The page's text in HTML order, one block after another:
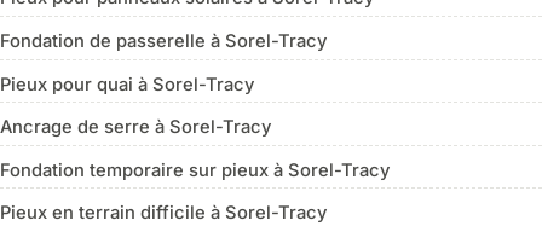
Fondation de passerelle à Sorel-Tracy
Pieux pour quai à Sorel-Tracy
Ancrage de serre à Sorel-Tracy
Fondation temporaire sur pieux à Sorel-Tracy
Pieux en terrain difficile à Sorel-Tracy